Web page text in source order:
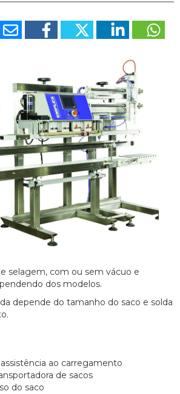
selagem, com ou sem vácuo e
dos modelos.
depende do tamanho do saco e solda
ao carregamento
de sacos
do saco